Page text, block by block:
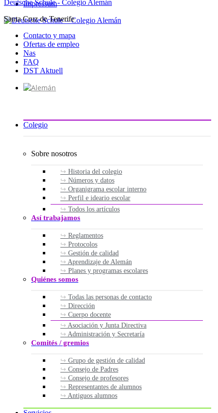
Impressum
Ir
contenido
Deutsche Schule - Colegio Alemán
Santa Cruz de Tenerife
Contacto y mapa
Ofertas de empleo
Nas
FAQ
DST Aktuell
Colegio
Sobre nosotros
Historia del colegio
Números y datos
Organigrama escolar interno
Perfil e ideario escolar
Todos los artículos
Así trabajamos
Reglamentos
Protocolos
Gestión de calidad
Aprendizaje de Alemán
Planes y programas escolares
Quiénes somos
Todas las personas de contacto
Dirección
Cuerpo docente
Asociación y Junta Directiva
Administración y Secretaría
Comités / gremios
Grupo de gestión de calidad
Consejo de Padres
Consejo de profesores
Representantes de alumnos
Antiguos alumnos